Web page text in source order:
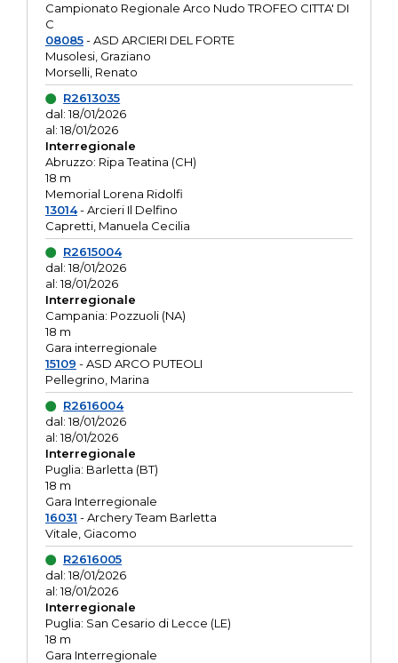
Campionato Regionale Arco Nudo TROFEO CITTA' DI
C
08085- ASD ARCIERI DEL FORTE
Musolesi, Graziano
Morselli, Renato
R2613035
dal: 18/01/2026
al: 18/01/2026
Interregionale
Abruzzo: Ripa Teatina (CH)
18 m
Memorial Lorena Ridolfi
13014- Arcieri Il Delfino
Capretti, Manuela Cecilia
R2615004
dal: 18/01/2026
al: 18/01/2026
Interregionale
Campania: Pozzuoli (NA)
18 m
Gara interregionale
15109 - ASD ARCO PUTEOLI
Pellegrino, Marina
R2616004
dal: 18/01/2026
al: 18/01/2026
Interregionale
Puglia: Barletta (BT)
18 m
Gara Interregionale
16031 - Archery Team Barletta
Vitale, Giacomo
R2616005
dal: 18/01/2026
al: 18/01/2026
Interregionale
Puglia: San Cesario di Lecce (LE)
18 m
Gara Interregionale